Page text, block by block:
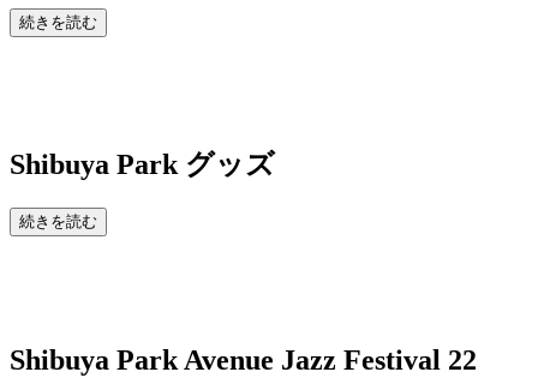
続きを読む
Shibuya Park グッズ
続きを読む
Shibuya Park Avenue Jazz Festival 22